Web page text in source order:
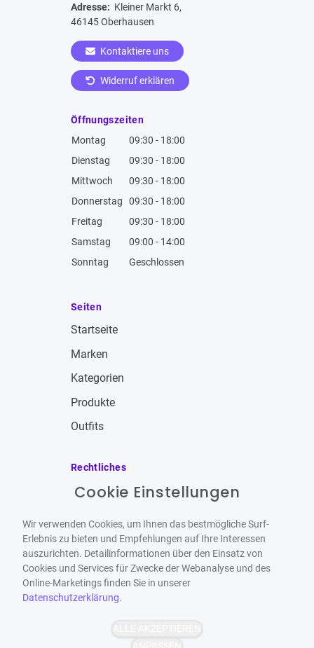
Adresse: Kleiner Markt 6,
46145 Oberhausen
Kontaktiere uns
Widerruf erklären
Öffnungszeiten
Montag
09:30 - 18:00
Dienstag
09:30 - 18:00
Mittwoch
09:30 - 18:00
Donnerstag
09:30 - 18:00
Freitag
09:30 - 18:00
Samstag
09:00 - 14:00
Sonntag
Geschlossen
Seiten
Startseite
Marken
Kategorien
Produkte
Outfits
Rechtliches
Impressum
Datenschutzbestimmungen
Widerrufsbelehrung
Barrierefrei Bereitgestellt von
Cookie Einstellungen
Wir verwenden Cookies, um Ihnen das bestmögliche Surf-
Erlebnis zu bieten und Empfehlungen auf Ihre Interessen
auszurichten. Detailinformationen über den Einsatz von
Cookies und Services für Zwecke der Webanalyse und des
Online-Marketings finden Sie in unserer
Datenschutzerklärung.
ALLE AKZEPTIEREN